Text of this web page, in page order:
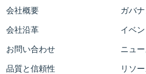
会社概要
会社沿革
お問い合わせ
品質と信頼性
ガバ
イベ
ニュ
リソ